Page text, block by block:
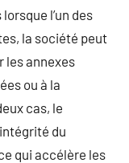
l’un des
la société peut
les annexes
ou à la
cas, le
du
qui accélère les